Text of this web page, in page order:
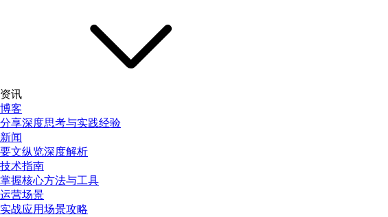
资讯
博客
分享深度思考与实践经验
新闻
要文纵览深度解析
技术指南
掌握核心方法与工具
运营场景
实战应用场景攻略